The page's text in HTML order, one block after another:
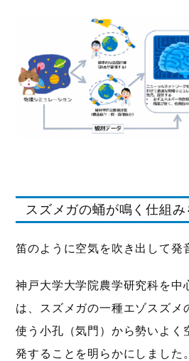
スズメガの蛹が鳴く仕組み
笛のように空気を吹き出して発
神戸大学大学院農学研究科を中
は、スズメガの一種エゾスズメ
使う小孔（気門）から勢いよく
発することを明らかにしました